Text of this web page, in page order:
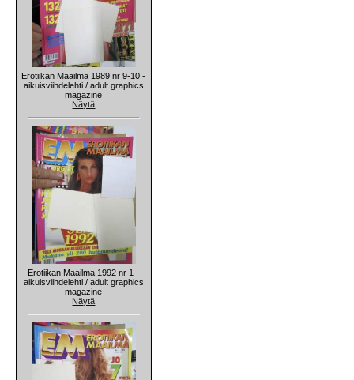
Erotiikan Maailma 1989 nr 9-10 -
aikuisviihdelehti / adult graphics
magazine
Näytä
Erotiikan Maailma 1992 nr 1 -
aikuisviihdelehti / adult graphics
magazine
Näytä